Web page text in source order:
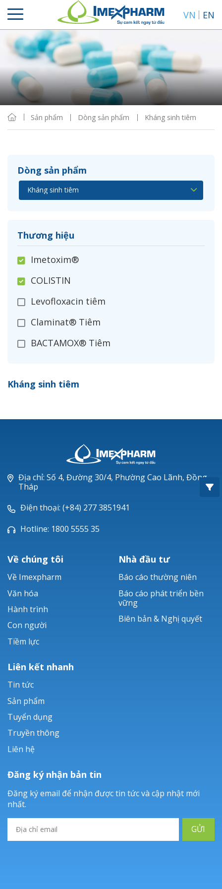
VN EN
Sản phẩm Dòng sản phẩm Kháng sinh tiêm
Dòng sản phẩm
Thương hiệu
Imetoxim®
COLISTIN
Levofloxacin tiêm
Claminat® Tiêm
BACTAMOX® Tiêm
Ceftizoxim®
Piperacillin
Ticarlinat®
Zobacta®
Bacsulfo®
Kháng sinh tiêm
Sắp xếp
Hiển thị
Địa chỉ: Số 4, Đường 30/4, Phường Cao Lãnh, Đồng
Tháp
Điện thoại: (+84) 277 3851941
Hotline: 1800 5555 35
Về chúng tôi
Về Imexpharm
Văn hóa
Hành trình
Con người
Tiềm lực
Nhà đầu tư
Báo cáo thường niên
Báo cáo phát triển bền
vững
Biên bản & Nghị quyết
Liên kết nhanh
Tin tức
Sản phẩm
Tuyển dụng
Truyền thông
Liên hệ
Đăng ký nhận bản tin
Đăng ký email để nhận được tin tức và cập nhật mới
nhất.
GỬI